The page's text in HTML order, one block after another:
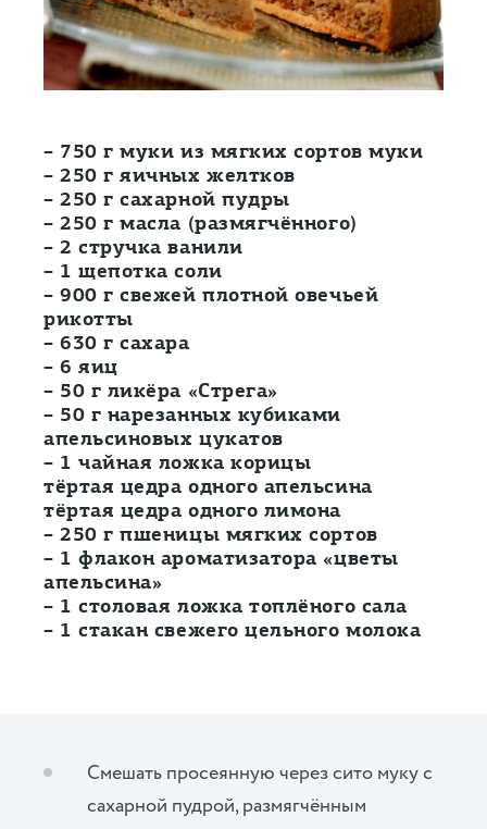
– 750 г муки из мягких сортов муки
– 250 г яичных желтков
– 250 г сахарной пудры
– 250 г масла (размягчённого)
– 2 стручка ванили
– 1 щепотка соли
– 900 г свежей плотной овечьей
рикотты
– 630 г сахара
– 6 яиц
– 50 г ликёра «Стрега»
– 50 г нарезанных кубиками
апельсиновых цукатов
– 1 чайная ложка корицы
тёртая цедра одного апельсина
тёртая цедра одного лимона
– 250 г пшеницы мягких сортов
– 1 флакон ароматизатора «цветы
апельсина»
– 1 столовая ложка топлёного сала
– 1 стакан свежего цельного молока
Смешать просеянную через сито муку с
сахарной пудрой, размягчённым